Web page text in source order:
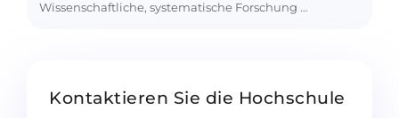
Wissenschaftliche, systematische Forschung …
Kontaktieren Sie die Hochschule